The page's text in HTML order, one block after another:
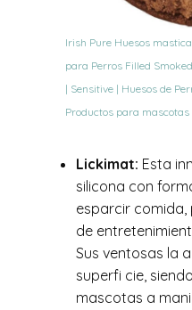
Irish Pure Huesos
para Perros Filled
| Sensitive | Huesos de
Productos para mascotas
Lickimat: Esta
silicona con
esparcir
de
Sus ventosas la
superfi cie,
mascotas a